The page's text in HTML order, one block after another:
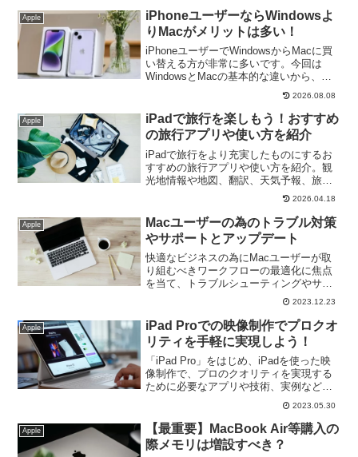
Apple
iPhoneユーザーならWindowsよ
りMacがメリットは多い！
iPhoneユーザーでWindowsからMacに買
い替える方が非常に多いです。今回は
WindowsとMacの基本的な違いから、
Macを選ぶメリットを中心に解説。
iPhoneユーザーならMacを選ばないと勿
体無い理由がここに！
2026.08.08
Apple
iPadで旅行を楽しもう！おすすめ
の旅行アプリや使い方を紹介
iPadで旅行をより充実したものにするお
すすめの旅行アプリや使い方を紹介。観
光地情報や地図、翻訳、天気予報、旅行
に必要な情報の入手や予約の方法、旅の
思い出を残す方法等iPadを活用して快適
な旅行を！
2026.04.18
Apple
Macユーザーの為のトラブル対策
やサポートとアップデート
快適なビジネスの為にMacユーザーが取
り組むべきワークフローの最適化に焦点
を当て、トラブルシューティングやサポ
ート等について解説。仕事の効率を向上
させ、日々の業務をより快適にこなすた
めのヒントやテクニックを探求していき
ましょう。
2023.12.23
Apple
iPad Proでの映像制作でプロクオ
リティを手軽に実現しよう！
「iPad Pro」をはじめ、iPadを使った映
像制作で、プロのクオリティを実現する
ために必要なアプリや技術、実例などに
ついて紹介します。手軽に高品質な映像
制作を行いたい方におすすめの記事で
す。
2023.05.30
Apple
【最重要】MacBook Air等購入の
際メモリは増設すべき？